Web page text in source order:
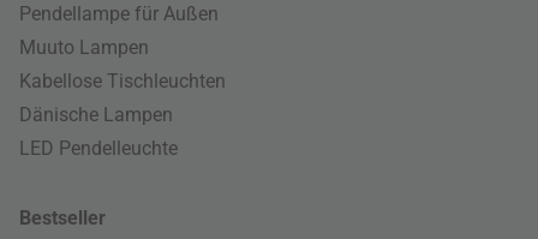
Pendellampe für Außen
Muuto Lampen
Kabellose Tischleuchten
Dänische Lampen
LED Pendelleuchte
Bestseller